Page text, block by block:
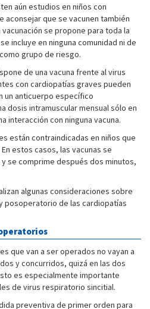
aún estudios en niños con
aconsejar que se vacunen también
se propone para toda la
incluye en ninguna comunidad ni de
grupo de riesgo.
de una vacuna frente al virus
con cardiopatías graves pueden
un anticuerpo específico
dosis intramuscular mensual sólo en
interacción con ninguna vacuna.
están contraindicadas en niños que
estos casos, las vacunas se
se comprime después dos minutos,
algunas consideraciones sobre
posoperatorio de las cardiopatías
que van a ser operados no vayan a
y concurridos, quizá en las dos
es especialmente importante
de virus respiratorio sincitial.
preventiva de primer orden para